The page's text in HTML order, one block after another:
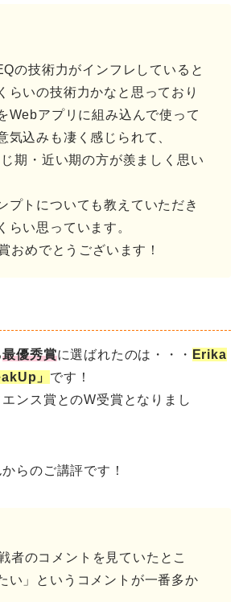
の技術力がインフレしていると
らいの技術力かなと思っており
Webアプリに組み込んで使って
気込みも凄く感じられて、
期・近い期の方が羨ましく思い
プトについても教えていただき
らい思っています。
おめでとうございます！
最優秀賞に選ばれたのは・・・ Erika
」 です！
ンス賞とのW受賞となりまし
らのご講評です！
者のコメントを見ていたとこ
い」というコメントが一番多か